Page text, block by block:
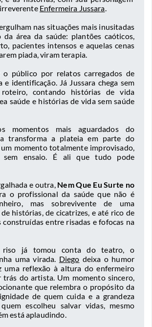
irreverente Enfermeira Jussara.
nas situações mais inusitadas
área da saúde: plantões caóticos,
pacientes intensos e aquelas cenas
piada, viram terapia.
público por relatos carregados de
e identificação. Já Jussara chega sem
contando histórias de vida
saúde e histórias de vida sem saúde
momentos mais aguardados do
transforma a plateia em parte do
momento totalmente improvisado,
ensaio. É ali que tudo pode
e outra, Nem Que Eu Surte no
o profissional da saúde que não é
mas sobrevivente de uma
histórias, de cicatrizes, e até rico de
construídas entre risadas e fofocas na
riso já tomou conta do teatro, o
uma virada. Diego deixa o humor
uma reflexão à altura do enfermeiro
trás do artista. Um momento sincero,
que relembra o propósito da
de quem cuida e a grandeza
escolheu salvar vidas, mesmo
está aplaudindo.